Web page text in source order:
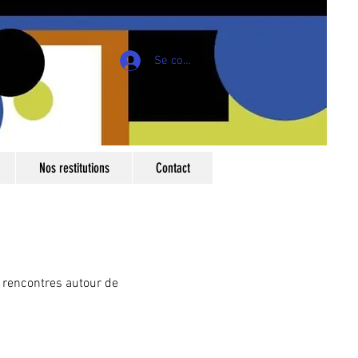
Se connecter
Nos restitutions Contact
autour de